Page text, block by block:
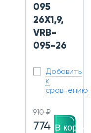
095
26X1,9,
VRB-
095-26
Добавить
к
сравнению
910 ₽
774 В